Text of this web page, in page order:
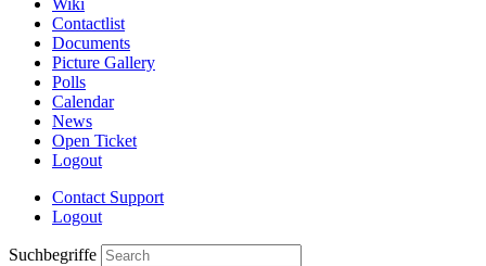
Wiki
Contactlist
Documents
Picture Gallery
Polls
Calendar
News
Open Ticket
Logout
Contact Support
Logout
Suchbegriffe